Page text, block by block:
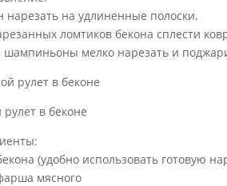
нарезать на удлиненные полоски.
ломтиков бекона сплести
шампиньоны мелко нарезать и
в беконе
(удобно использовать готовую
мясного